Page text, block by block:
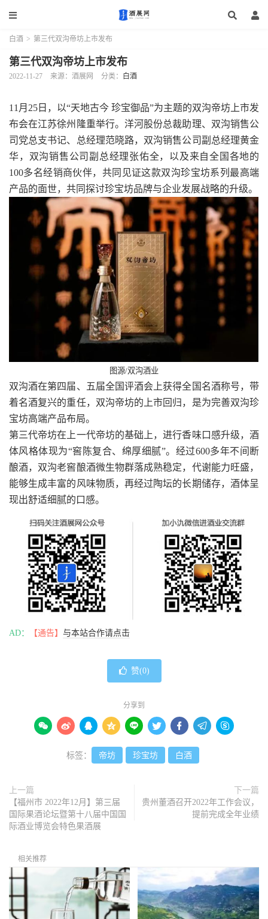
白酒 > 第三代双沟帝坊上市发布
第三代双沟帝坊上市发布
2022-11-27 来源：酒展网 分类： 白酒
11月25日，以“天地古今 珍宝御品”为主题的双沟帝坊上市发
布会在江苏徐州隆重举行。洋河股份总裁助理、双沟销售公
司党总支书记、总经理范晓路，双沟销售公司副总经理黄金
华，双沟销售公司副总经理张佑全，以及来自全国各地的
100多名经销商伙伴，共同见证这款双沟珍宝坊系列最高端
产品的面世，共同探讨珍宝坊品牌与企业发展战略的升级。
图源/双沟酒业
双沟酒在第四届、五届全国评酒会上获得全国名酒称号，带
着名酒复兴的重任，双沟帝坊的上市回归，是为完善双沟珍
宝坊高端产品布局。
第三代帝坊在上一代帝坊的基础上，进行香味口感升级，酒
体风格体现为“窖陈复合、绵厚细腻”。经过600多年不间断
酿酒，双沟老窖酿酒微生物群落成熟稳定，代谢能力旺盛，
能够生成丰富的风味物质，再经过陶坛的长期储存，酒体呈
现出舒适细腻的口感。
AD： 【通告】 与本站合作请点击
赞(0)
分享到
        
标签： 帝坊 珍宝坊 白酒
上一篇
【福州市 2022年12月】第三届
国际果酒论坛暨第十八届中国国
际酒业博览会特色果酒展
下一篇
贵州董酒召开2022年工作会议，
提前完成全年业绩
相关推荐